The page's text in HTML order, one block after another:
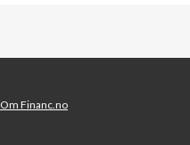
Om Financ.no